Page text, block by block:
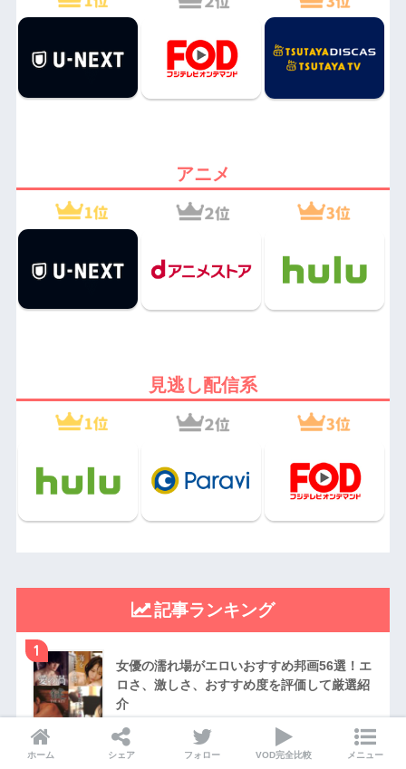
アニメ
見逃し配信系
記事ランキング
1
女優の濡れ場がエロいおすすめ邦画56選！エ
ロさ、激しさ、おすすめ度を評価して厳選紹
介
2
最強にチートなアニメキャラクターランキン
ホーム シェア フォロー VOD完全比較 メニュー